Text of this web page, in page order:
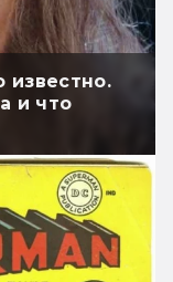
известно.
и что